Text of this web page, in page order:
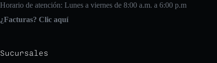
Horario de atención: Lunes a viernes de 8:00 a.m. a 6:00 p.m
¿Facturas? Clic aquí
Sucursales